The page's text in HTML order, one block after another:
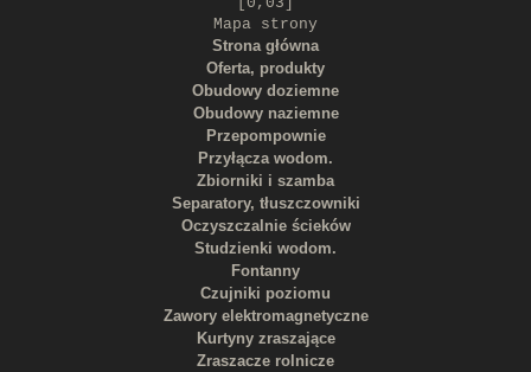
Mapa strony
Strona główna
Oferta, produkty
Obudowy doziemne
Obudowy naziemne
Przepompownie
Przyłącza wodom.
Zbiorniki i szamba
Separatory, tłuszczowniki
Oczyszczalnie ścieków
Studzienki wodom.
Fontanny
Czujniki poziomu
Zawory elektromagnetyczne
Kurtyny zraszające
Zraszacze rolnicze